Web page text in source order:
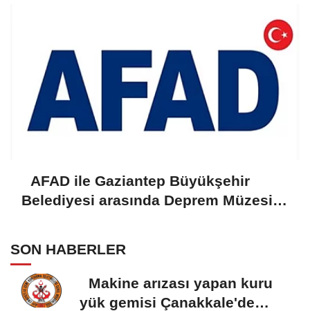
AFAD ile Gaziantep Büyükşehir
Belediyesi arasında Deprem Müzesi
SON HABERLER
Makine arızası yapan kuru
yük gemisi Çanakkale'de